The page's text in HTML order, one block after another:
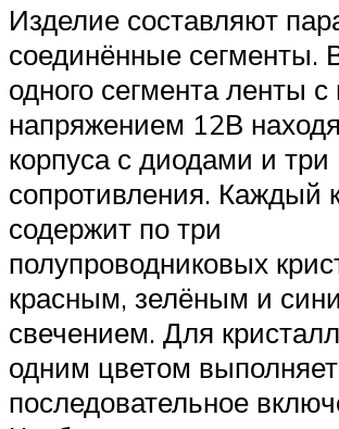
Изделие составляют
соединённые сегменты.
одного сегмента ленты
напряжением 12В
корпуса с диодами и три
сопротивления. Каждый
содержит по три
полупроводниковых
красным, зелёным и
свечением. Для
одним цветом
последовательное